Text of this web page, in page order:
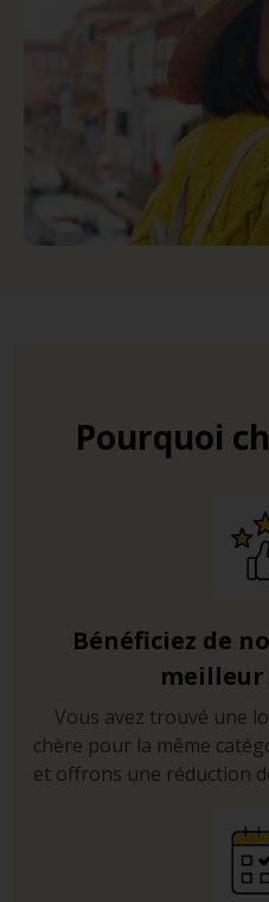
Pourquoi
Bénéficiez de
Vous avez trouvé une
chère pour la même
et offrons une réduction